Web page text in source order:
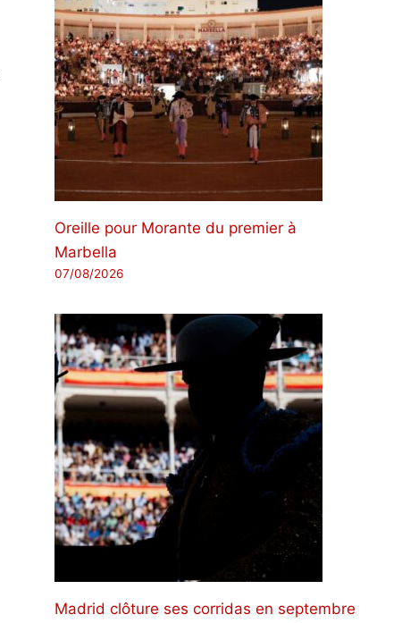
Oreille pour Morante du premier à
Marbella
07/08/2026
Madrid clôture ses corridas en septembre